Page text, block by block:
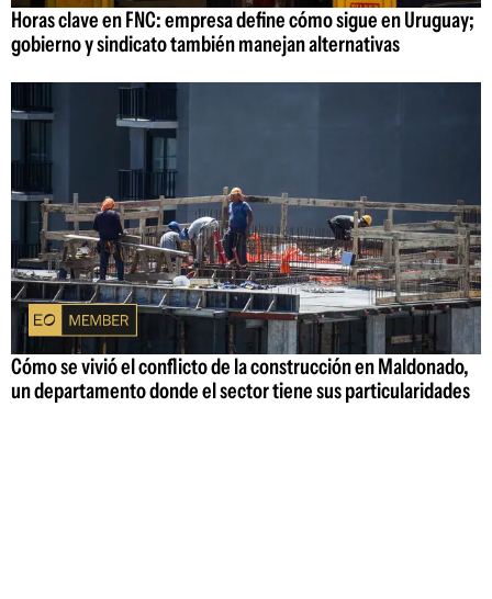
Horas clave en FNC: empresa define cómo sigue en Uruguay;
gobierno y sindicato también manejan alternativas
Cómo se vivió el conflicto de la construcción en Maldonado,
un departamento donde el sector tiene sus particularidades